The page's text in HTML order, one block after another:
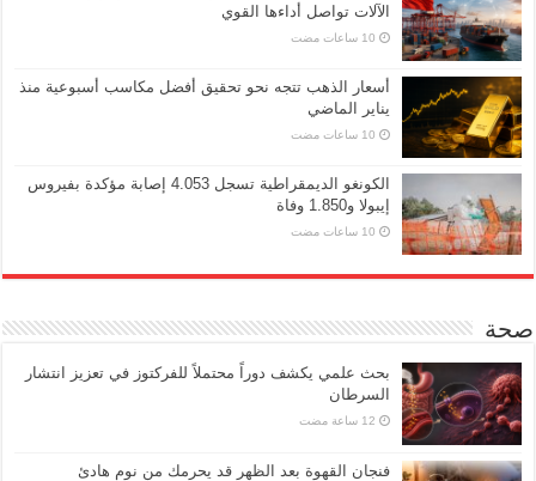
الآلات تواصل أداءها القوي
أسعار الذهب تتجه نحو تحقيق أفضل مكاسب أسبوعية منذ
يناير الماضي
الكونغو الديمقراطية تسجل 4.053 إصابة مؤكدة بفيروس
إيبولا و1.850 وفاة
صحة
بحث علمي يكشف دوراً محتملاً للفركتوز في تعزيز انتشار
السرطان
فنجان القهوة بعد الظهر قد يحرمك من نوم هادئ